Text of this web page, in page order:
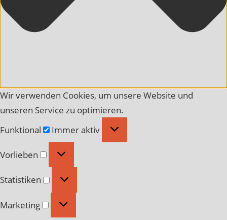
Wir verwenden Cookies, um unsere Website und
unseren Service zu optimieren.
Funktional
Funktional
Immer aktiv
Vorlieben Vorlieben
Statistiken Statistiken
Marketing Marketing